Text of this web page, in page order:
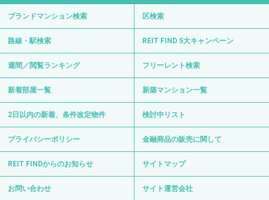
ブランドマンション検索 区検索
路線・駅検索 REIT FIND 5大キャンペーン
週間／閲覧ランキング フリーレント検索
新着部屋一覧 新築マンション一覧
2日以内の新着、条件改定物件 検討中リスト
プライバシーポリシー 金融商品の販売に関して
REIT FINDからのお知らせ サイトマップ
お問い合わせ サイト運営会社